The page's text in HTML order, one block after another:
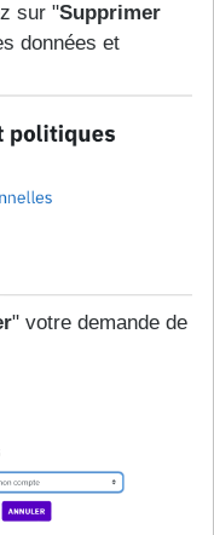
sur "Supprimer
données et
" votre demande de